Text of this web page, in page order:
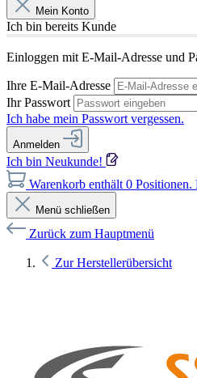
Mein Konto
Ich bin bereits Kunde
Einloggen mit E-Mail-Adresse und
Ihre E-Mail-Adresse
Ihr Passwort
Ich habe mein Passwort vergessen.
Anmelden
Ich bin Neukunde!
Warenkorb enthält 0
Menü schließen
Zurück zum Hauptmenü
Zur Herstellerübersicht